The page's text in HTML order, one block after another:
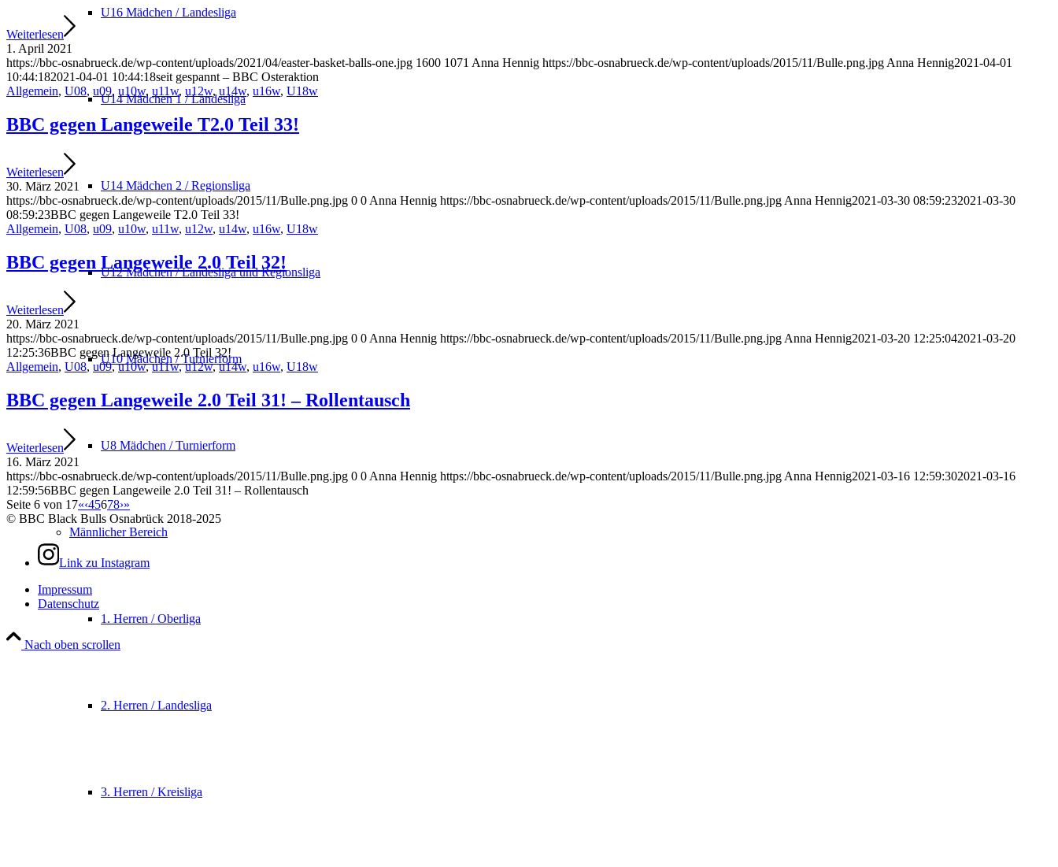
U16 Mädchen / Landesliga
U14 Mädchen 1 / Landesliga
U14 Mädchen 2 / Regionsliga
U12 Mädchen / Landesliga und Regionsliga
U10 Mädchen / Turnierform
U8 Mädchen / Turnierform
Männlicher Bereich
1. Herren / Oberliga
2. Herren / Landesliga
3. Herren / Kreisliga
Weiterlesen
1. April 2021
https://bbc-osnabrueck.de/wp-content/uploads/2021/04/easter-basket-balls-one.jpg 1600 1071 Anna Hennig https://bbc-osnabrueck.de/wp-content/uploads/2015/11/Bulle.png.jpgAnna Hennig2021-04-01
10:44:182021-04-01 10:44:18seit gespannt – BBC Osteraktion
Allgemein, U08, u09, u10w, u11w, u12w,u14w, u16w, U18w
BBC gegen Langeweile T2.0 Teil 33!
Weiterlesen
30. März 2021
https://bbc-osnabrueck.de/wp-content/uploads/2015/11/Bulle.png.jpg 0 0 Anna Hennig https://bbc-osnabrueck.de/wp-content/uploads/2015/11/Bulle.png.jpg Anna Hennig2021-03-30 08:59:232021-03-30
08:59:23BBC gegen Langeweile T2.0 Teil 33!
Allgemein, U08, u09, u10w, u11w, u12w, u14w, u16w, U18w
BBC gegen Langeweile 2.0 Teil 32!
Weiterlesen
20. März 2021
https://bbc-osnabrueck.de/wp-content/uploads/2015/11/Bulle.png.jpg 0 0 Anna Hennig https://bbc-osnabrueck.de/wp-content/uploads/2015/11/Bulle.png.jpg Anna Hennig2021-03-20 12:25:042021-03-20
12:25:36BBC gegen Langeweile 2.0 Teil 32!
Allgemein, U08, u09,u10w,u11w,u12w,u14w, u16w, U18w
BBC gegen Langeweile 2.0 Teil 31! – Rollentausch
Weiterlesen
16. März 2021
https://bbc-osnabrueck.de/wp-content/uploads/2015/11/Bulle.png.jpg 0 0 Anna Hennig https://bbc-osnabrueck.de/wp-content/uploads/2015/11/Bulle.png.jpg Anna Hennig2021-03-16 12:59:302021-03-16
12:59:56BBC gegen Langeweile 2.0 Teil 31! – Rollentausch
Seite 6 von 17«‹45678›»
© BBC Black Bulls Osnabrück 2018-2025
Link zu Instagram
Impressum
Datenschutz
Nach oben scrollen